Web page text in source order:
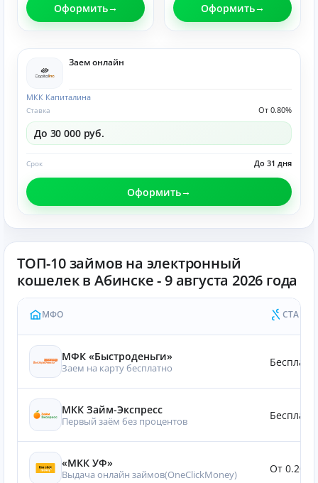
Оформить Оформить
Заем онлайн
МКК Капиталина
От 0.80%
Ставка
До 30 000 руб.
До 31 дня
Срок
Оформить
ТОП-10 займов на электронный
кошелек в Абинске - 9 августа 2026 года
МФО СТАВКА
МФК «Быстроденьги»
Заем на карту бесплатно
МКК Займ-Экспресс
Первый заём без процентов
«МКК УФ»
Выдача онлайн займов(OneClickMoney) От 0.20%